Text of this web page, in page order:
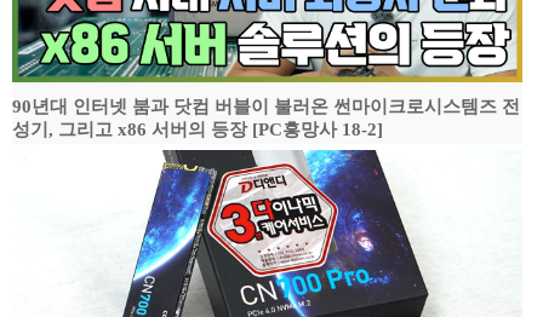
90년대 인터넷 붐과 닷컴 버블이 불러온 썬마이크로시스템즈 전
성기, 그리고 x86 서버의 등장 [PC흥망사 18-2]